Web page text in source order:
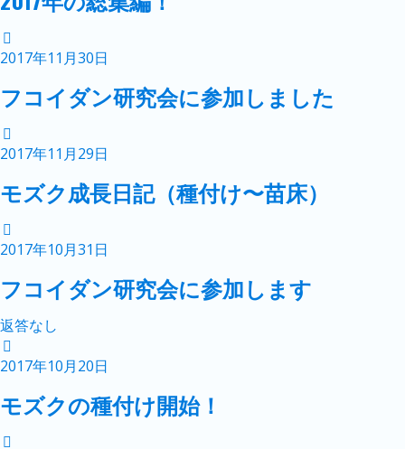
2017年11月30日
フコイダン研究会に参加しました
2017年11月29日
モズク成長日記（種付け〜苗床）
2017年10月31日
フコイダン研究会に参加します
返答なし
2017年10月20日
モズクの種付け開始！